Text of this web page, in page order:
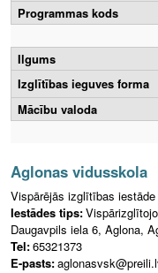
Programmas kods
Ilgums
Izglītības ieguves forma
Mācību valoda
Aglonas vidusskola
Vispārējās izglītības iestāde
Iestādes tips:
Daugavpils iela 6, Aglona,
Tel:65321373
E-pasts: